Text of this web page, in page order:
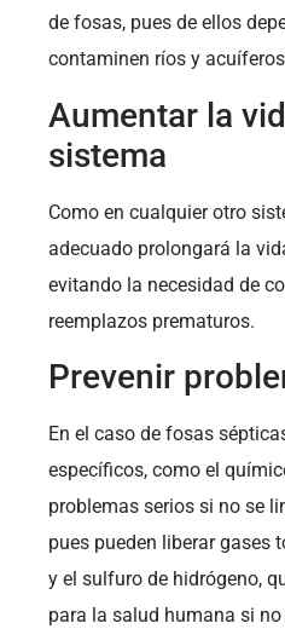
de fosas, pues de ellos
contaminen ríos y
Aumentar la
sistema
Como en cualquier otro
adecuado prolongará la
evitando la necesidad de
reemplazos prematuros.
Prevenir
En el caso de fosas
específicos, como el
problemas serios si no se
pues pueden liberar gases
y el sulfuro de hidrógeno,
para la salud humana si